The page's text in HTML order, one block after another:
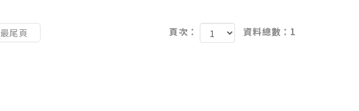
最尾頁 頁次： 資料總數：1